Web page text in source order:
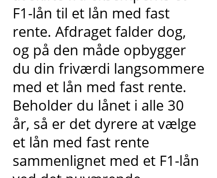
F1-lån til et lån med fast
rente. Afdraget falder dog,
og på den måde opbygger
du din friværdi langsommere
med et lån med fast rente.
Beholder du lånet i alle 30
år, så er det dyrere at vælge
et lån med fast rente
sammenlignet med et F1-lån